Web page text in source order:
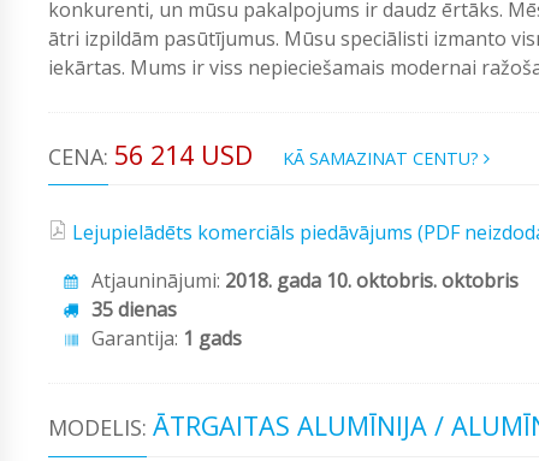
konkurenti, un mūsu pakalpojums ir daudz ērtāks.
ātri izpildām pasūtījumus. Mūsu speciālisti izmanto
iekārtas. Mums ir viss nepieciešamais modernai
CENA: 56 214 USD KĀ SAMAZINAT CENTU?
Lejupielādēts komerciāls piedāvājums (PDF
Atjauninājumi: 2018. gada 10. oktobris. oktobris
35 dienas
Garantija: 1 gads
MODELIS: ĀTRGAITAS ALUMĪNIJA /